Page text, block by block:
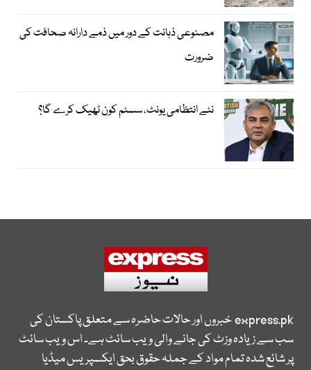
مصنوعی ذہانت کے دور میں ذمے دارانہ صحافت کی
ضرورت
نئے انتظامی یونٹ، سسٹم کون ٹھیک کرے گا؟
express.pkخبروں اور حالات حاضرہ سے متعلق پاکستان کی
سب سے زیادہ وزٹ کی جانے والی ویب سائٹ ہے۔ اس ویب سائٹ
پر شائع شدہ تمام مواد کے جملہ حقوق بحق ایکسپریس میڈیا